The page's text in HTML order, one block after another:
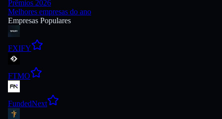
Prêmios 2026
Melhores empresas do ano
Empresas Populares
FXIFY
FTMO
FundedNext